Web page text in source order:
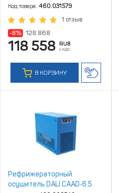
Код товара: 460.031579
1 отзыв
-8% 128 868
118 558 RUB
с НДС
В КОРЗИНУ
Рефрижераторный
осушитель DALI CAAD‑6.5